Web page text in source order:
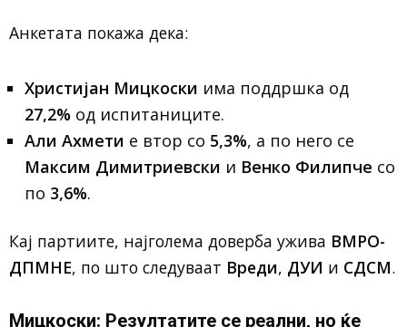
Анкетата покажа дека:
Христијан Мицкоски има поддршка од
27,2% од испитаниците.
Али Ахмети е втор со 5,3%, а по него се
Максим Димитриевски и Венко Филипче со
по 3,6%.
Кај партиите, најголема доверба ужива ВМРО-
ДПМНЕ, по што следуваат Вреди, ДУИ и СДСМ.
Мицкоски: Резултатите се реални, но ќе